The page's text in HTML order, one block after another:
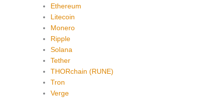
Ethereum
Litecoin
Monero
Ripple
Solana
Tether
THORchain (RUNE)
Tron
Verge